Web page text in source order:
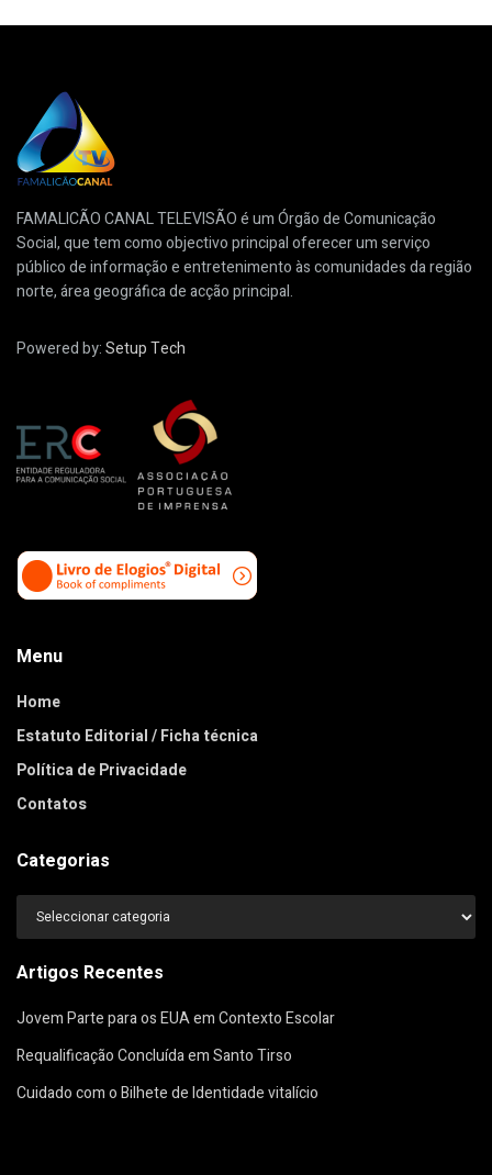
FAMALICÃO CANAL TELEVISÃO é um Órgão de Comunicação
Social, que tem como objectivo principal oferecer um serviço
público de informação e entretenimento às comunidades da região
norte, área geográfica de acção principal.
Powered by:Setup Tech
Menu
Home
Estatuto Editorial / Ficha técnica
Política de Privacidade
Contatos
Categorias
Categorias
Artigos Recentes
Jovem Parte para os EUA em Contexto Escolar
Requalificação Concluída em Santo Tirso
Cuidado com o Bilhete de Identidade vitalício